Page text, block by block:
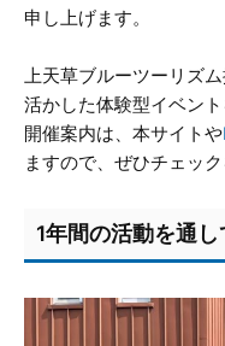
申し上げます。
上天草ブルーツーリズ
活かした体験型イベント
開催案内は、本サイトや
ますので、ぜひチェッ
1年間の活動を通し